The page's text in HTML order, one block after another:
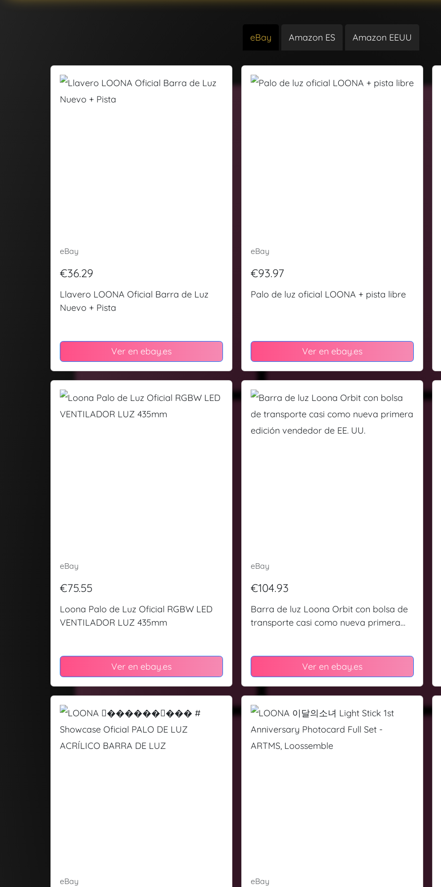
eBay Amazon ES Amazon EEUU
eBay
€36.29
Llavero LOONA Oficial Barra de Luz
Nuevo + Pista
Ver en ebay.es
eBay
€93.97
Palo de luz oficial LOONA + pista libre
Ver en ebay.es
eBay
€75.55
Loona Palo de Luz Oficial RGBW LED
VENTILADOR LUZ 435mm
Ver en ebay.es
eBay
€104.93
Barra de luz Loona Orbit con bolsa de
transporte casi como nueva primera
Ver en ebay.es
eBay eBay